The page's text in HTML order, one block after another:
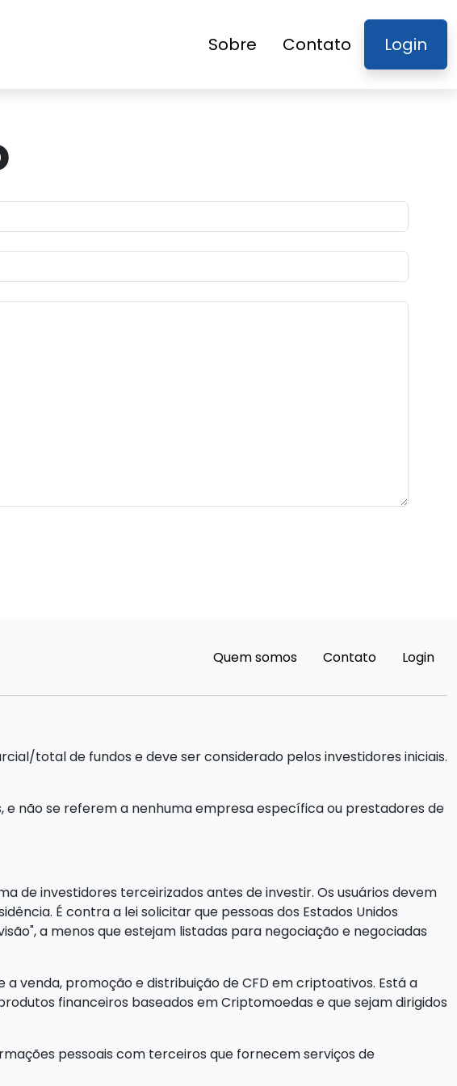
Sobre Contato Login
Quem somos Contato Login
total de fundos e deve ser considerado pelos investidores iniciais.
e não se referem a nenhuma empresa específica ou prestadores de
de investidores terceirizados antes de investir. Os usuários devem
É contra a lei solicitar que pessoas dos Estados Unidos
a menos que estejam listadas para negociação e negociadas
venda, promoção e distribuição de CFD em criptoativos. Está a
financeiros baseados em Criptomoedas e que sejam dirigidos
pessoais com terceiros que fornecem serviços de